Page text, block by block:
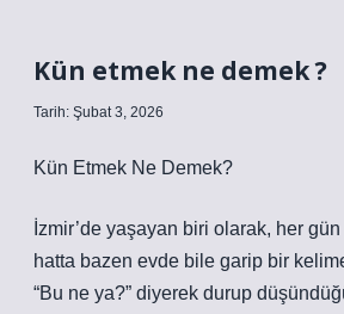
Kün etmek ne demek ?
Tarih: Şubat 3, 2026
Kün Etmek Ne Demek?
İzmir’de yaşayan biri olarak, her
hatta bazen evde bile garip bir
“Bu ne ya?” diyerek durup